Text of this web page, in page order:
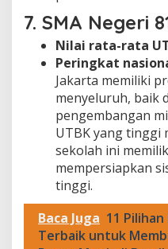
7. SMA Negeri
Nilai rata-rata
Peringkat
Jakarta memiliki
menyeluruh, baik
pengembangan
UTBK yang tinggi
sekolah ini
mempersiapkan
tinggi.
Baca Juga 11 Pilihan
Terbaik untuk